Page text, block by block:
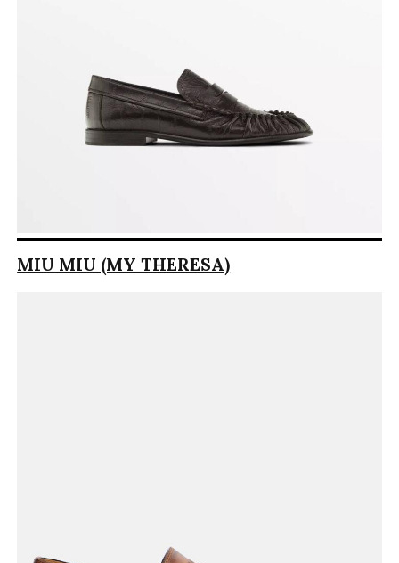
MIU MIU (MY THERESA)